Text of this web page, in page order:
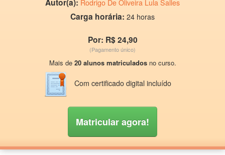
Rodrigo De Oliveira Lula Salles
Carga horária: 24 horas
Por: R$ 24,90
(Pagamento único)
Mais de 20 alunos matriculadosno curso.
Com certificado digital incluído
Matricular agora!